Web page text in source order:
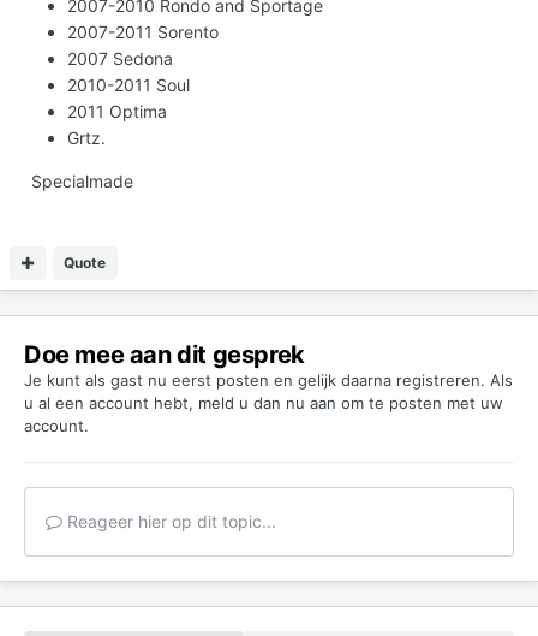
2007-2010 Rondo and Sportage
2007-2011 Sorento
2007 Sedona
2010-2011 Soul
2011 Optima
Grtz.
Specialmade
Quote
Doe mee aan dit gesprek
Je kunt als gast nu eerst posten en gelijk daarna registreren. Als
u al een account hebt, meld u dan nu aan om te posten met uw
account.
Reageer hier op dit topic...